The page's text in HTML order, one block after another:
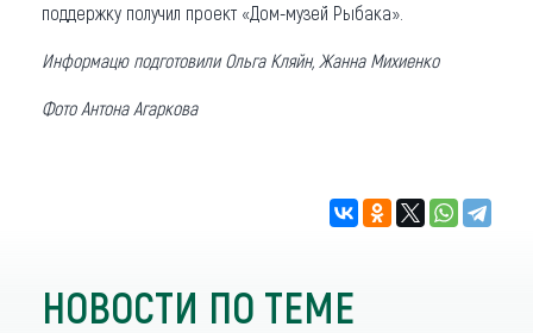
поддержку получил проект «Дом-музей Рыбака».
Информацю подготовили Ольга Кляйн, Жанна Михиенко
Фото Антона Агаркова
НОВОСТИ ПО ТЕМЕ